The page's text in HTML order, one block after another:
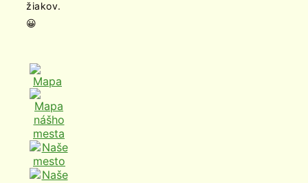
žiakov.
😀